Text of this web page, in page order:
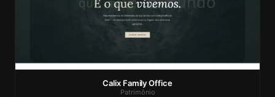
Calix Family Office
Patrimônio